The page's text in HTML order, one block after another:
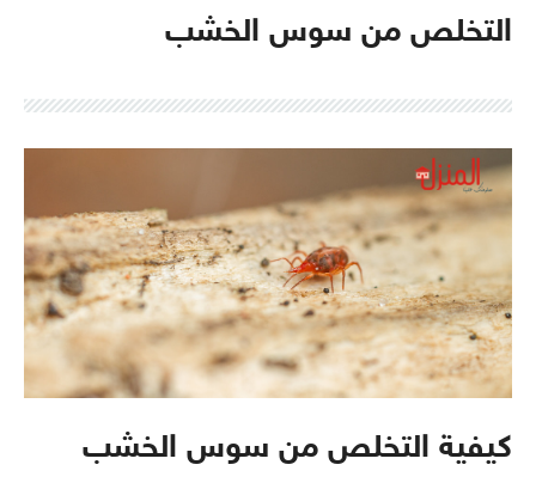
التخلص من سوس الخشب
كيفية التخلص من سوس الخشب